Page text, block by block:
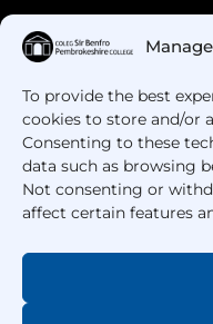
To provide the best
cookies to store and/or
Consenting to these
data such as browsing
Not consenting or
affect certain features
+44